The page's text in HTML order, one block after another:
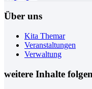
Über uns
Kita Themar
Veranstaltungen
Verwaltung
weitere Inhalte folgen